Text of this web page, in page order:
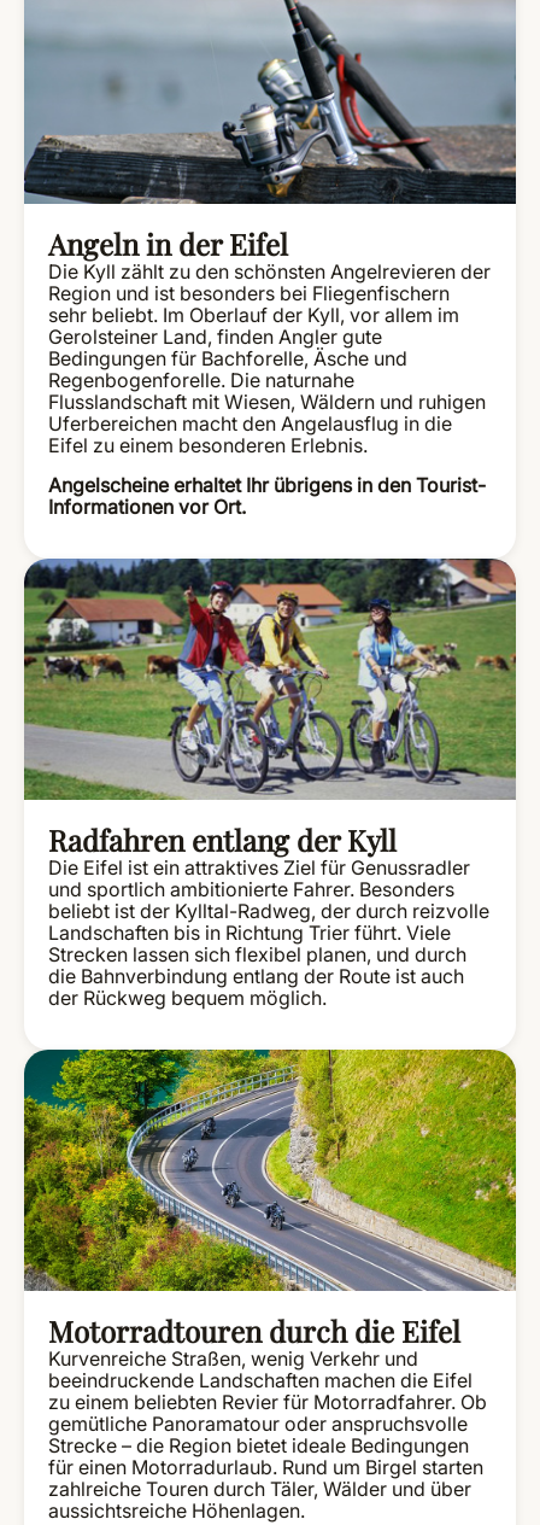
Angeln in der Eifel
Die Kyll zählt zu den schönsten Angelrevieren der
Region und ist besonders bei Fliegenfischern
sehr beliebt. Im Oberlauf der Kyll, vor allem im
Gerolsteiner Land, finden Angler gute
Bedingungen für Bachforelle, Äsche und
Regenbogenforelle. Die naturnahe
Flusslandschaft mit Wiesen, Wäldern und ruhigen
Uferbereichen macht den Angelausflug in die
Eifel zu einem besonderen Erlebnis.
Angelscheine erhaltet Ihr übrigens in den Tourist-
Informationen vor Ort.
Radfahren entlang der Kyll
Die Eifel ist ein attraktives Ziel für Genussradler
und sportlich ambitionierte Fahrer. Besonders
beliebt ist der Kylltal-Radweg, der durch reizvolle
Landschaften bis in Richtung Trier führt. Viele
Strecken lassen sich flexibel planen, und durch
die Bahnverbindung entlang der Route ist auch
der Rückweg bequem möglich.
Motorradtouren durch die Eifel
Kurvenreiche Straßen, wenig Verkehr und
beeindruckende Landschaften machen die Eifel
zu einem beliebten Revier für Motorradfahrer. Ob
gemütliche Panoramatour oder anspruchsvolle
Strecke – die Region bietet ideale Bedingungen
für einen Motorradurlaub. Rund um Birgel starten
zahlreiche Touren durch Täler, Wälder und über
aussichtsreiche Höhenlagen.